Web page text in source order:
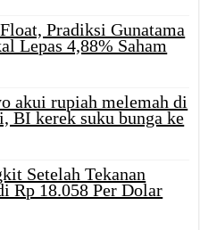
Pradiksi Gunatama
Lepas 4,88% Saham
akui rupiah melemah di
BI kerek suku bunga ke
Setelah Tekanan
Rp 18.058 Per Dolar